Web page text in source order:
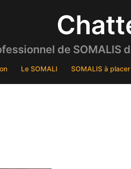
de SOMALIS
Le SOMALI SOMALIS à placer